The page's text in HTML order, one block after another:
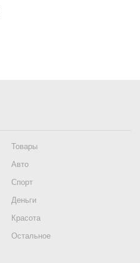
Товары
Авто
Спорт
Деньги
Красота
Остальное